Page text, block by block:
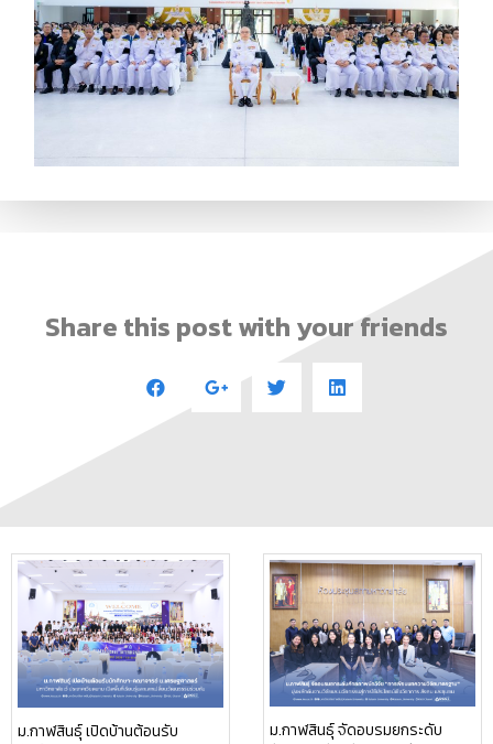
Share this post with your friends
ม.กาฬสินธุ์ เปิดบ้านต้อนรับ
ม.กาฬสินธุ์ จัดอบรมยกระดับ